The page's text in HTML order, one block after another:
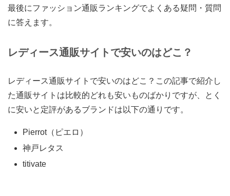
最後にファッション通販ランキングでよくある疑問・質問
に答えます。
レディース通販サイトで安いのはどこ？
レディース通販サイトで安いのはどこ？この記事で紹介し
た通販サイトは比較的どれも安いものばかりですが、とく
に安いと定評があるブランドは以下の通りです。
Pierrot（ピエロ）
神戸レタス
titivate